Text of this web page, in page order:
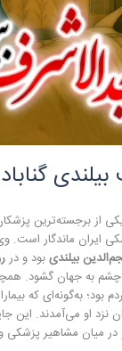
از برجسته‌ترین
ایران ماندگار است.
بیلندیبود و در
چشم به جهان گشود.
بود؛ به‌گونه‌ای که
نزد او می‌آمدند. این
میان مشاهیر پزشکی